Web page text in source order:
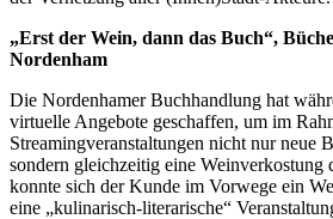
„Erst der Wein, dann das Buch“,
Nordenham
Die Nordenhamer Buchhandlung hat
virtuelle Angebote geschaffen, um im
Streamingveranstaltungen nicht nur neue
sondern gleichzeitig eine Weinverkostung
konnte sich der Kunde im Vorwege ein
eine „kulinarisch-literarische“